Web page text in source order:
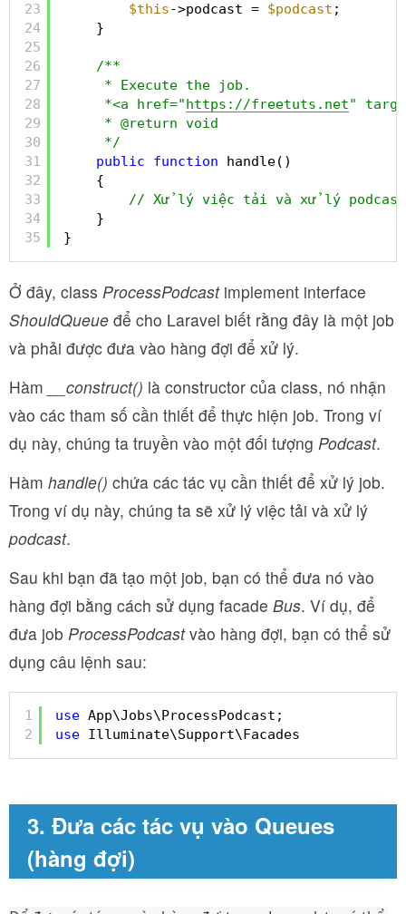
23
24
25
26
27
28
29
30
31
32
33
34
35
$this->podcast = $podcast ;
}
/**
* Execute the job.
*<a href="https://freetuts.net"
* @return void
*/
public
function
handle()
{
// Xử lý việc tải và xử lý
}
}
Ở đây, class ProcessPodcastimplement interface
ShouldQueue để cho Laravel biết rằng đây là một job
và phải được đưa vào hàng đợi để xử lý.
Hàm
__construct() là constructor của class, nó nhận
vào các tham số cần thiết để thực hiện job. Trong ví
dụ này, chúng ta truyền vào một đối tượng Podcast.
Hàm handle() chứa các tác vụ cần thiết để xử lý job.
Trong ví dụ này, chúng ta sẽ xử lý việc tải và xử lý
podcast.
Sau khi bạn đã tạo một job, bạn có thể đưa nó vào
hàng đợi bằng cách sử dụng facade Bus. Ví dụ, để
đưa job ProcessPodcastvào hàng đợi, bạn có thể sử
dụng câu lệnh sau:
1
2
use App\Jobs\ProcessPodcast;
use Illuminate\Support\Facades
3. Đưa các tác vụ vào Queues
(hàng đợi)